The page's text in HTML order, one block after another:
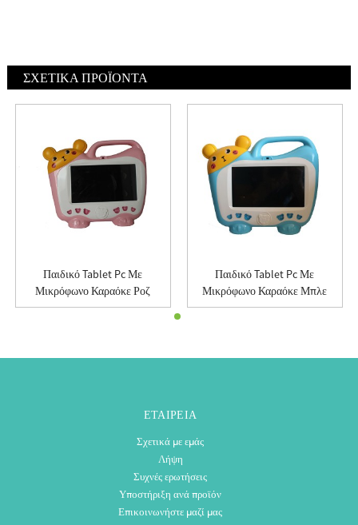
ΣΧΕΤΙΚΑ ΠΡΟΪΟΝΤΑ
Παιδικό Tablet Pc Με
Μικρόφωνο Καραόκε Ροζ
Παιδικό Tablet Pc Με
Μικρόφωνο Καραόκε Μπλε
ΕΤΑΙΡΕΊΑ
Σχετικά με εμάς
Λήψη
Συχνές ερωτήσεις
Υποστήριξη ανά προϊόν
Επικοινωνήστε μαζί μας